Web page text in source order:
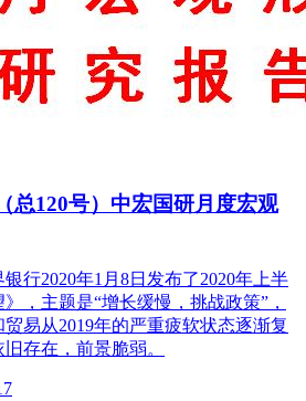
总120号）中宏国研月度宏观
行2020年1月8日发布了2020年上半
，主题是“增长缓慢，挑战政策”，
易从2019年的严重疲软状态逐渐复
存在，前景脆弱。